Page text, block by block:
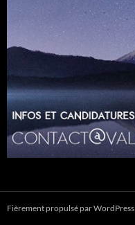
Fièrement propulsé par WordPress